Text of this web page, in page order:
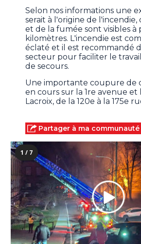
Selon nos informations une
serait à l'origine de l'incendie,
et de la fumée sont visibles à
kilomètres. L'incendie est
éclaté et il est recommandé
secteur pour faciliter le
de secours.
Une importante coupure de
en cours sur la 1re avenue et
Lacroix, de la 120e à la 175e
Partager à ma communauté
1 / 7